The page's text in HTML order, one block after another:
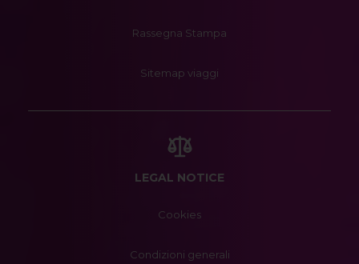
Rassegna Stampa
Sitemap viaggi
LEGAL NOTICE
Cookies
Condizioni generali